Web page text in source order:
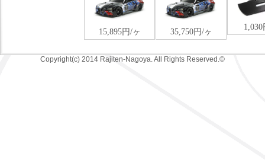
Copyright(c) 2014 Rajiten-Nagoya. All Rights Reserved.©